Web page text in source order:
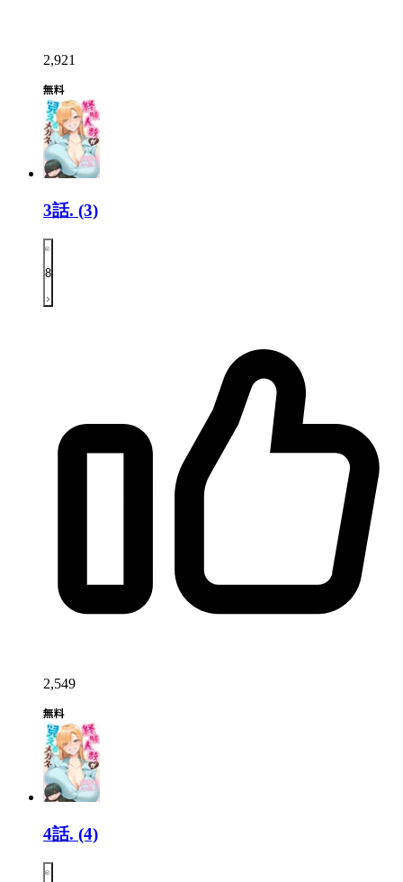
2,921
3話. (3)
8
2,549
4話. (4)